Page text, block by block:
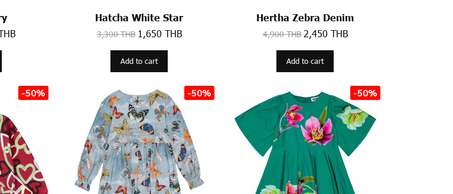
Hatcha White Star
3,300 THB 1,650 THB
Add to cart
Hertha Zebra Denim
4,900 THB 2,450 THB
Add to cart
-50% -50% -50%